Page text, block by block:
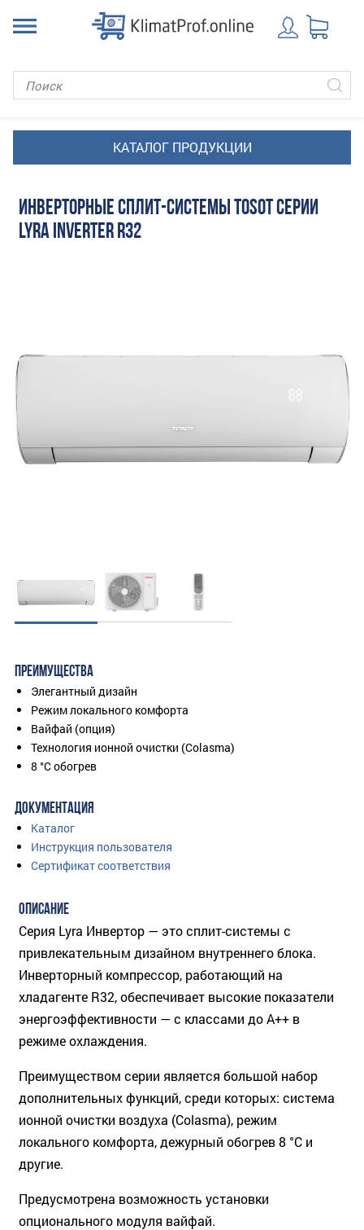
ИНВЕРТОРНЫЕ СПЛИТ-СИСТЕМЫ TOSOT СЕРИИ
LYRA INVERTER R32
ПРЕИМУЩЕСТВА
Элегантный дизайн
Режим локального комфорта
Вайфай (опция)
Технология ионной очистки (Colasma)
8 °C обогрев
ДОКУМЕНТАЦИЯ
Каталог
Инструкция пользователя
Сертификат соответствия
ОПИСАНИЕ
Серия Lyra Инвертор — это сплит-системы с
привлекательным дизайном внутреннего блока.
Инверторный компрессор, работающий на
хладагенте R32, обеспечивает высокие показатели
энергоэффективности — с классами до А++ в
режиме охлаждения.
Преимуществом серии является большой набор
дополнительных функций, среди которых: система
ионной очистки воздуха (Colasma), режим
локального комфорта, дежурный обогрев 8 °C и
другие.
Предусмотрена возможность установки
опционального модуля вайфай.